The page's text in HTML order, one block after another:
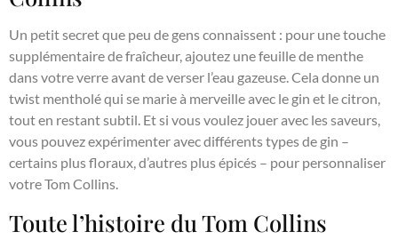
Un petit secret que peu de gens connaissent : pour une touche
supplémentaire de fraîcheur, ajoutez une feuille de menthe
dans votre verre avant de verser l’eau gazeuse. Cela donne un
twist mentholé qui se marie à merveille avec le gin et le citron,
tout en restant subtil. Et si vous voulez jouer avec les saveurs,
vous pouvez expérimenter avec différents types de gin –
certains plus floraux, d’autres plus épicés – pour personnaliser
votre Tom Collins.
Toute l’histoire du Tom Collins